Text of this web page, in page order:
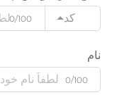
کد
0/100
نام
0/100